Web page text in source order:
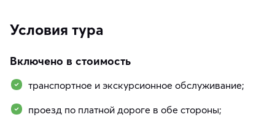
Условия тура
Включено в стоимость
транспортное и экскурсионное обслуживание;
проезд по платной дороге в обе стороны;